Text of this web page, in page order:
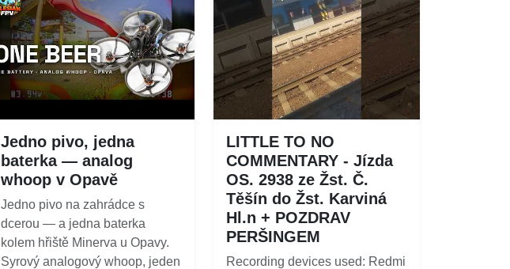
Jedno pivo, jedna
baterka — analog
whoop v Opavě
Jedno pivo na zahrádce s
dcerou — a jedna baterka
kolem hřiště Minerva u Opavy.
Syrový analogový whoop, jeden
LITTLE TO NO
COMMENTARY - Jízda
OS. 2938 ze Žst. Č.
Těšín do Žst. Karviná
Hl.n + POZDRAV
PERŠINGEM
Recording devices used: Redmi